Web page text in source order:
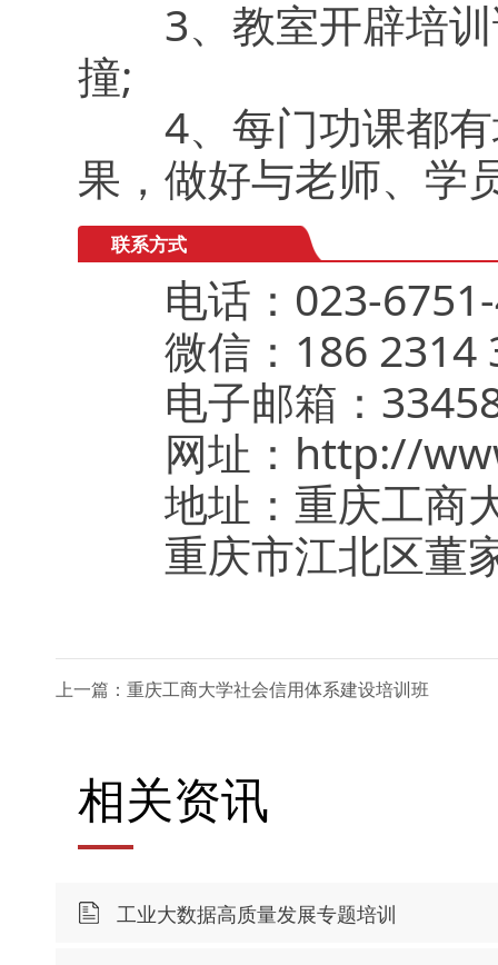
3、教室开辟培训
撞;
4、每门功课都有
果，做好与老师、学
联系方式
电话：023-6751-
微信：186 2314
电子邮箱：
网址：http://
地址：重庆工商
重庆市江北区董
上一篇：重庆工商大学社会信用体系建设培训班
相关资讯
工业大数据高质量发展专题培训